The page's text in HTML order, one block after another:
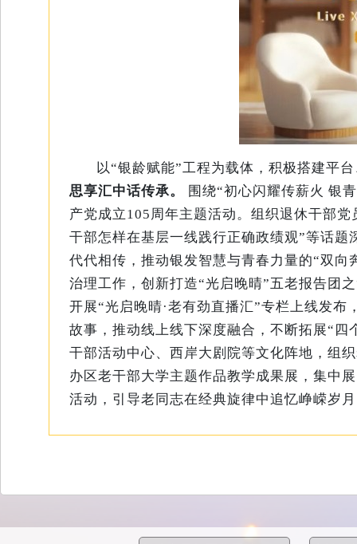
以“银龄赋能”工程为载体，积极搭建平
思享汇中话传承。
围绕“初心闪耀传薪火 银
产党成立105周年主题活动。组织退休干部
干部怎样在基层一线践行正确政绩观”等话
代代相传，推动银发智慧与青春力量的“双向
治理工作，创新打造“光启晚晴”五老报告团
开展“光启晚晴·老有劲直播汇”专栏上线发
故事，推动线上线下深度融合，不断拓展“四
干部活动中心、西岸大剧院等文化阵地，组
办区老干部大学主题作品教学成果展，集中
活动，引导老同志在经典旋律中追忆峥嵘岁